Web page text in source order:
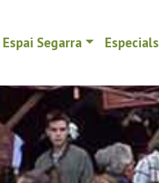
Espai Segarra Especials